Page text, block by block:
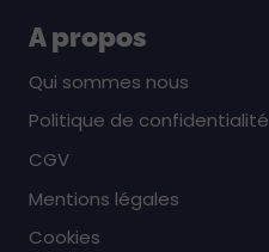
A propos
Qui sommes nous
Politique de confidentialité
CGV
Mentions légales
Cookies